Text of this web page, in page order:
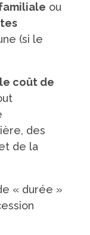
ou
(si le
le coût de
des
de la
« durée »